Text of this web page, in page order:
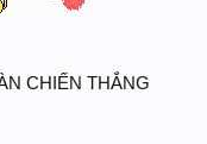
CHIẾN THẮNG